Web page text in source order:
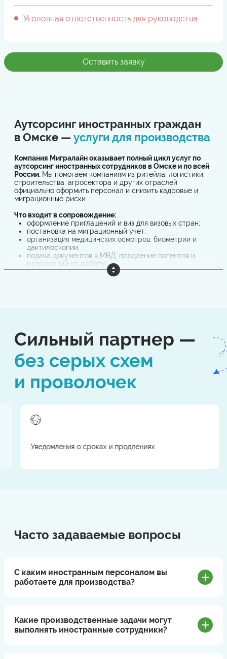
Уголовная ответственность для руководства
Оставить заявку
Аутсорсинг иностранных граждан
в Омске —услуги для производства
Компания Мигралайн оказывает полный цикл услуг по
аутсорсинг иностранных сотрудников в Омске и по всей
России. Мы помогаем компаниям из ритейла, логистики,
строительства, агросектора и других отраслей
официально оформить персонал и снизить кадровые и
миграционные риски.
Что входит в сопровождение:
оформление приглашений и виз для визовых стран;
постановка на миграционный учет;
организация медицинских осмотров, биометрии и
дактилоскопии;
подача документов в МВД, продление патентов и
разрешений на работу;
заключение и регистрация трудовых договоров;
гарантируем оформление строго по закону, без «серых
схем» и задержек.
Мигралайн - стаффинговая компания с
Федеральной службе по труду и занятости (РОСТРУД).
Сильный партнер —
без серых схем
и проволочек
Уведомления о сроках и продлениях
Часто задаваемые вопросы
С каким иностранным персоналом вы
работаете для производства?
Какие производственные задачи могут
выполнять иностранные сотрудники?